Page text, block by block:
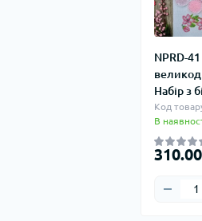
NPRD-
Набір з
Код
В